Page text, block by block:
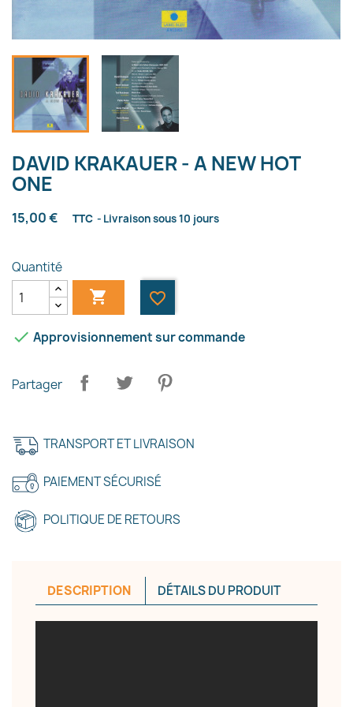
DAVID KRAKAUER - A NEW HOT
ONE
15,00 € TTC Livraison sous 10 jours
Quantité
 favorite_border
 Approvisionnement sur commande
Partager
TRANSPORT ET LIVRAISON
PAIEMENT SÉCURISÉ
POLITIQUE DE RETOURS
DESCRIPTION DÉTAILS DU PRODUIT
Créer une liste d'envies
Nom de la liste d'envies
Annuler Créer une liste d'envies